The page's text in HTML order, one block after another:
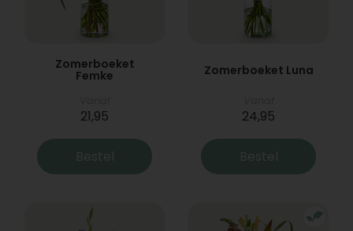
Zomerboeket
Femke
21,95
Bestel
Zomerboeket Luna
24,95
Bestel